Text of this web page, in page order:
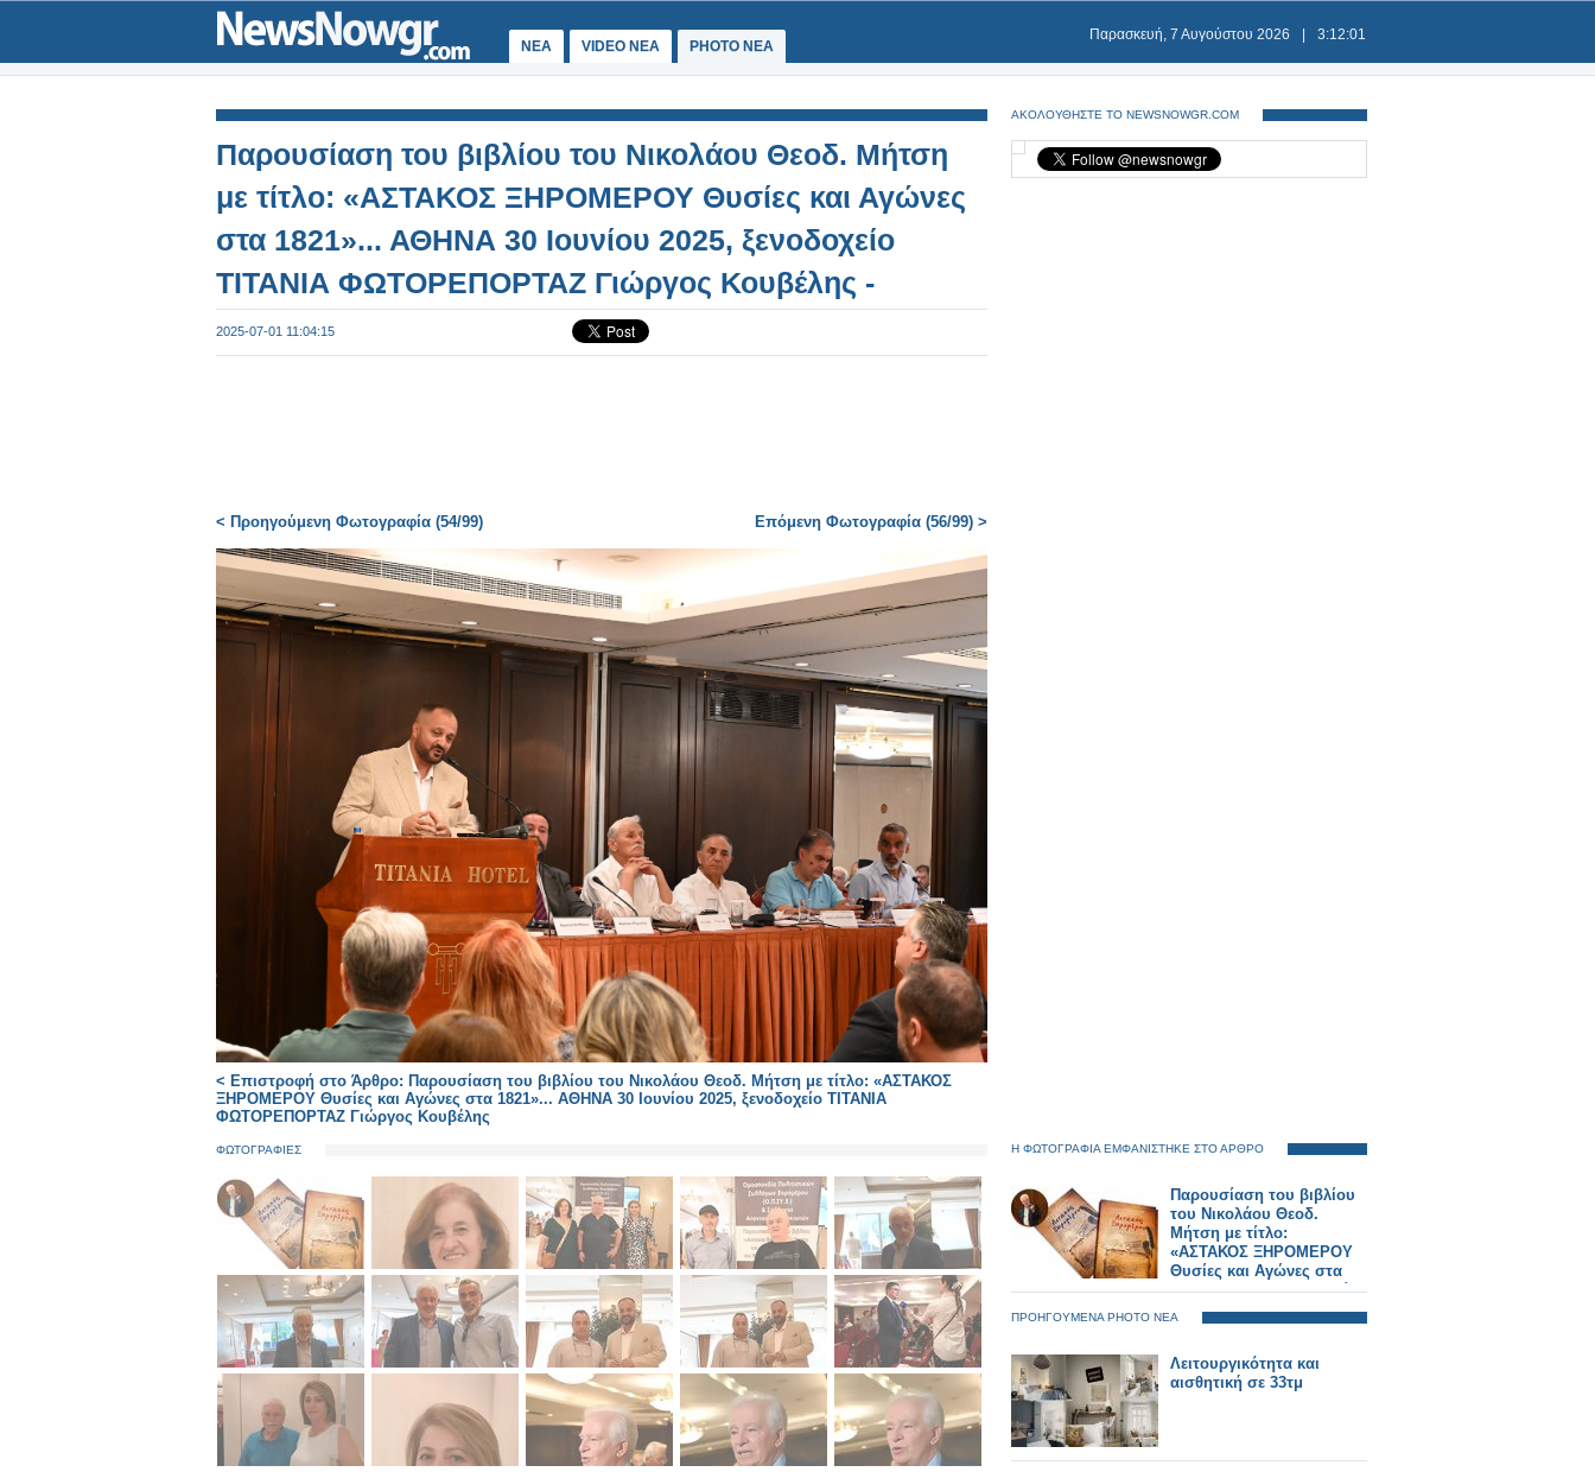
ΝΕΑ VIDEO NEA PHOTO NEA
Παρασκευή, 7 Αυγούστου 2026 3:12:02
Παρουσίαση του βιβλίου του Νικολάου Θεοδ. Μήτση
με τίτλο: «ΑΣΤΑΚΟΣ ΞΗΡΟΜΕΡΟΥ Θυσίες και Αγώνες
στα 1821»... ΑΘΗΝΑ 30 Ιουνίου 2025, ξενοδοχείο
ΤΙΤΑΝΙΑ ΦΩΤΟΡΕΠΟΡΤΑΖ Γιώργος Κουβέλης -
Φωτογραφία 55 από 99
2025-07-01 11:04:15
< Προηγούμενη Φωτογραφία (54/99) Επόμενη Φωτογραφία (56/99) >
< Επιστροφή στο Άρθρο: Παρουσίαση του βιβλίου του Νικολάου Θεοδ. Μήτση με τίτλο: «ΑΣΤΑΚΟΣ
ΞΗΡΟΜΕΡΟΥ Θυσίες και Αγώνες στα 1821»... ΑΘΗΝΑ 30 Ιουνίου 2025, ξενοδοχείο ΤΙΤΑΝΙΑ
ΦΩΤΟΡΕΠΟΡΤΑΖ Γιώργος Κουβέλης
ΦΩΤΟΓΡΑΦΙΕΣ
ΑΚΟΛΟΥΘΗΣΤΕ ΤΟ NEWSNOWGR.COM
Η ΦΩΤΟΓΡΑΦΙΑ ΕΜΦΑΝΙΣΤΗΚΕ ΣΤΟ ΑΡΘΡΟ
Παρουσίαση του βιβλίου
του Νικολάου Θεοδ.
Μήτση με τίτλο:
«ΑΣΤΑΚΟΣ ΞΗΡΟΜΕΡΟΥ
Θυσίες και Αγώνες στα
1821»... ΑΘΗΝΑ 30 Ιουνίου
2025, ξενοδοχείο ΤΙΤΑΝΙΑ
ΦΩΤΟΡΕΠΟΡΤΑΖ Γιώργος
ΠΡΟΗΓΟΥΜΕΝΑ PHOTO ΝΕΑ
Λειτουργικότητα και
αισθητική σε 33τμ